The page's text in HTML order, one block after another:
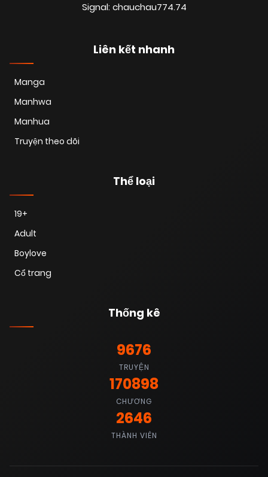
Signal: chauchau774.74
Liên kết nhanh
Manga
Manhwa
Manhua
Truyện theo dõi
Thể loại
19+
Adult
Boylove
Cổ trang
Thống kê
9676
TRUYỆN
170898
CHƯƠNG
2646
THÀNH VIÊN